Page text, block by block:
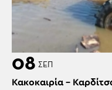
08 ΣΕΠ
Κακοκαιρία –